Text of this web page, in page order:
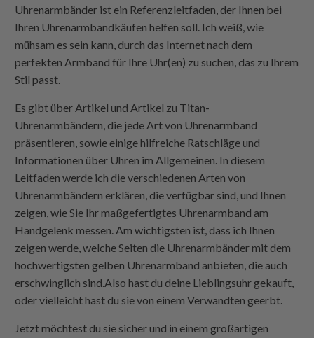
Uhrenarmbänder ist ein Referenzleitfaden, der Ihnen bei
Ihren Uhrenarmbandkäufen helfen soll. Ich weiß, wie
mühsam es sein kann, durch das Internet nach dem
perfekten Armband für Ihre Uhr(en) zu suchen, das zu Ihrem
Stil passt.
Es gibt über Artikel und Artikel zu Titan-
Uhrenarmbändern, die jede Art von Uhrenarmband
präsentieren, sowie einige hilfreiche Ratschläge und
Informationen über Uhren im Allgemeinen. In diesem
Leitfaden werde ich die verschiedenen Arten von
Uhrenarmbändern erklären, die verfügbar sind, und Ihnen
zeigen, wie Sie Ihr maßgefertigtes Uhrenarmband am
Handgelenk messen. Am wichtigsten ist, dass ich Ihnen
zeigen werde, welche Seiten die Uhrenarmbänder mit dem
hochwertigsten gelben Uhrenarmband anbieten, die auch
erschwinglich sind.Also hast du deine Lieblingsuhr gekauft,
oder vielleicht hast du sie von einem Verwandten geerbt.
Jetzt möchtest du sie sicher und in einem großartigen